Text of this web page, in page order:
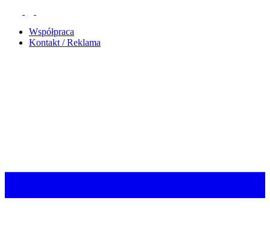
Współpraca
Kontakt / Reklama